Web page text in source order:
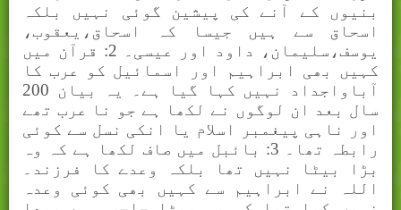
بنیوں کے آنے کی پیشین گوئی نہیں بلکہ
اسحاق سے ہیں جیسا کہ اسحاق،یعقوب،
یوسف،سلیمان، داود اور عیسی۔ 2: قرآن میں
کہیں بھی ابراہیم اور اسمائیل کو عرب کا
آباواجداد نہیں کہا گیا ہے۔ یہ بیان 200
سال بعد ان لوگوں نے لکھا ہے جو نا عرب تھے
اور ناہی پیغمبر اسلام یا انکی نسل سے کوئی
رابطہ تھا۔ 3: بائبل میں صاف لکھا ہے کہ وہ
بڑا بیٹا نہیں تھا بلکہ وعدے کا فرزند۔
اللہ نے ابراہیم سے کہیں بھی کوئی وعدہ